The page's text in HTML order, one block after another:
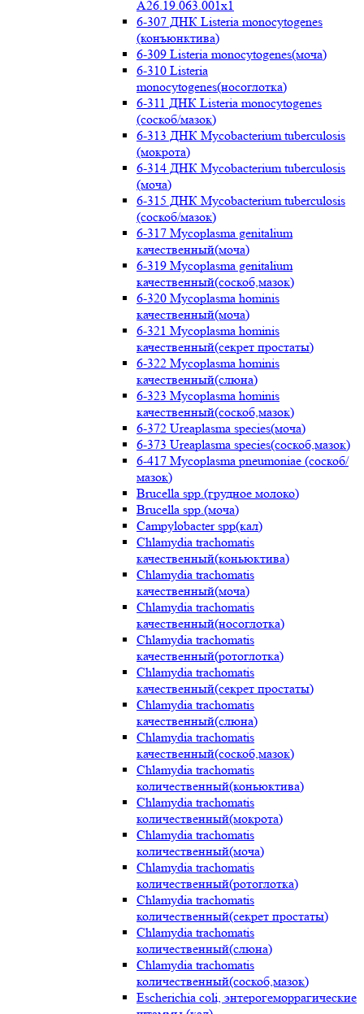
A26.19.063.001x1
6-307 ДНК Listeria monocytogenes
(конъюнктива)
6-309 Listeria monocytogenes(моча)
6-310 Listeria
monocytogenes(носоглотка)
6-311 ДНК Listeria monocytogenes
(соскоб/мазок)
6-313 ДНК Mycobacterium tuberculosis
(мокрота)
6-314 ДНК Mycobacterium tuberculosis
(моча)
6-315 ДНК Mycobacterium tuberculosis
(соскоб/мазок)
6-317 Mycoplasma genitalium
качественный(моча)
6-319 Mycoplasma genitalium
качественный(соскоб,мазок)
6-320 Mycoplasma hominis
качественный(моча)
6-321 Mycoplasma hominis
качественный(секрет простаты)
6-322 Mycoplasma hominis
качественный(слюна)
6-323 Mycoplasma hominis
качественный(соскоб,мазок)
6-372 Ureaplasma species(моча)
6-373 Ureaplasma species(соскоб,мазок)
6-417 Mycoplasma pneumoniae (соскоб/
мазок)
Brucella spp.(грудное молоко)
Brucella spp.(моча)
Campylobacter spp(кал)
Chlamydia trachomatis
качественный(коньюктива)
Chlamydia trachomatis
качественный(моча)
Chlamydia trachomatis
качественный(носоглотка)
Chlamydia trachomatis
качественный(ротоглотка)
Chlamydia trachomatis
качественный(секрет простаты)
Chlamydia trachomatis
качественный(слюна)
Chlamydia trachomatis
качественный(соскоб,мазок)
Chlamydia trachomatis
количественный(коньюктива)
Chlamydia trachomatis
количественный(мокрота)
Chlamydia trachomatis
количественный(моча)
Chlamydia trachomatis
количественный(ротоглотка)
Chlamydia trachomatis
количественный(секрет простаты)
Chlamydia trachomatis
количественный(слюна)
Chlamydia trachomatis
количественный(соскоб,мазок)
Escherichia coli, энтерогеморрагические